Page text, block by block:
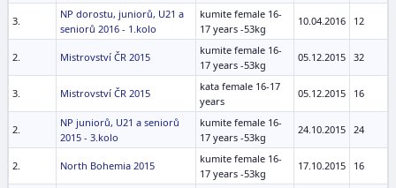
3.
NP dorostu, juniorů, U21 a
seniorů 2016 - 1.kolo
kumite female 16-
17 years -53kg
10.04.2016 12
2. Mistrovství ČR 2015
kumite female 16-
17 years -53kg
05.12.2015 32
3. Mistrovství ČR 2015
kata female 16-17
years
05.12.2015 16
2.
NP juniorů, U21 a seniorů
2015 - 3.kolo
kumite female 16-
17 years -53kg
24.10.2015 24
2. North Bohemia 2015
kumite female 16-
17 years -53kg
17.10.2015 16